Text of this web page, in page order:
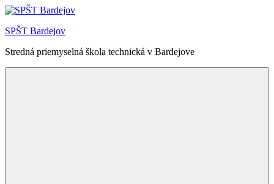
Skip
content
SPŠT Bardejov
Stredná priemyselná škola technická v Bardejove